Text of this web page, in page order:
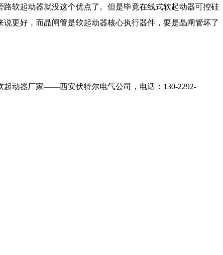
软起动器就没这个优点了。但是毕竟在线式软起动器可控硅
更好，而晶闸管是软起动器核心执行器件，要是晶闸管坏了
起动器厂家——西安伏特尔电气公司，电话： 130-2292-